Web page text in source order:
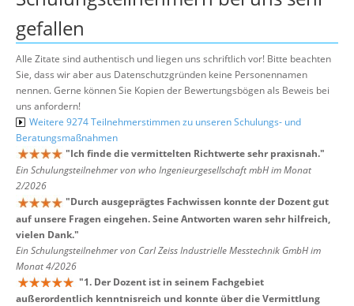
gefallen
Alle Zitate sind authentisch und liegen uns schriftlich vor! Bitte beachten
Sie, dass wir aber aus Datenschutzgründen keine Personennamen
nennen. Gerne können Sie Kopien der Bewertungsbögen als Beweis bei
uns anfordern!
Weitere 9274 Teilnehmerstimmen zu unseren Schulungs- und
Beratungsmaßnahmen
"Ich finde die vermittelten Richtwerte sehr praxisnah."
Ein Schulungsteilnehmer von who Ingenieurgesellschaft mbH im Monat
2/2026
"Durch ausgeprägtes Fachwissen konnte der Dozent gut
auf unsere Fragen eingehen. Seine Antworten waren sehr hilfreich,
vielen Dank."
Ein Schulungsteilnehmer von Carl Zeiss Industrielle Messtechnik GmbH im
Monat 4/2026
"1. Der Dozent ist in seinem Fachgebiet
außerordentlich kenntnisreich und konnte über die Vermittlung